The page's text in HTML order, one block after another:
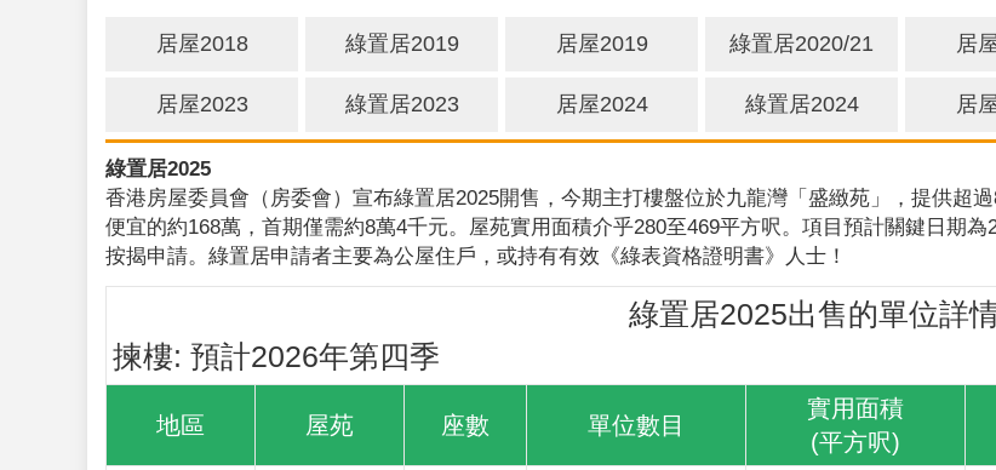
居屋2018 綠置居2019 居屋2019 綠置居2020/21 居
居屋2023 綠置居2023 居屋2024 綠置居2024 居
綠置居2025
香港房屋委員會（房委會）宣布綠置居2025開售，今期主打樓盤位於九龍灣「盛緻苑」，提供超
便宜的約168萬，首期僅需約8萬4千元。屋苑實用面積介乎280至469平方呎。項目預計關鍵日期
按揭申請。綠置居申請者主要為公屋住戶，或持有有效《綠表資格證明書》人士！
綠置居2025出售的單位詳
揀樓: 預計2026年第四季
地區 屋苑 座數 單位數目
實用面積
(平方呎)